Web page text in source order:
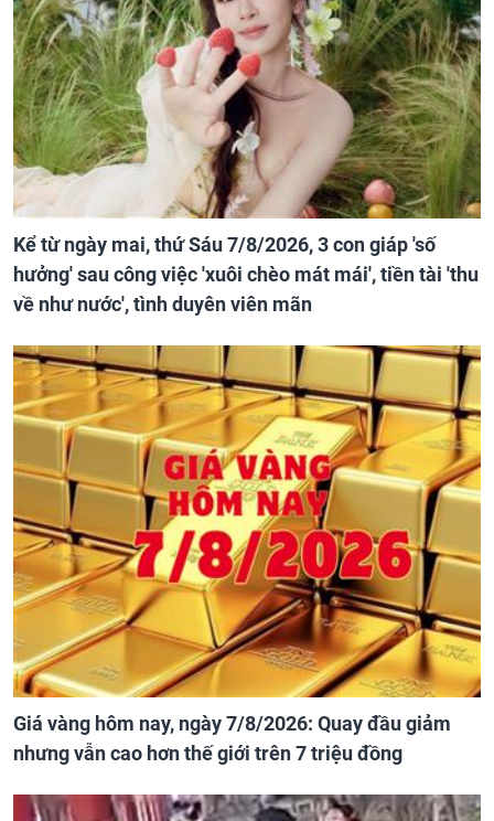
Kể từ ngày mai, thứ Sáu 7/8/2026, 3 con giáp 'số
hưởng' sau công việc 'xuôi chèo mát mái', tiền tài 'thu
về như nước', tình duyên viên mãn
Giá vàng hôm nay, ngày 7/8/2026: Quay đầu giảm
nhưng vẫn cao hơn thế giới trên 7 triệu đồng